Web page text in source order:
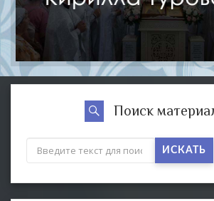
Поиск
ИСКАТЬ